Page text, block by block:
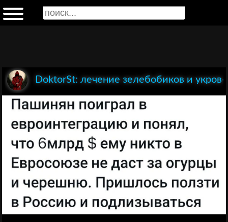
DoktorSt: лечение зелебобиков и укров-